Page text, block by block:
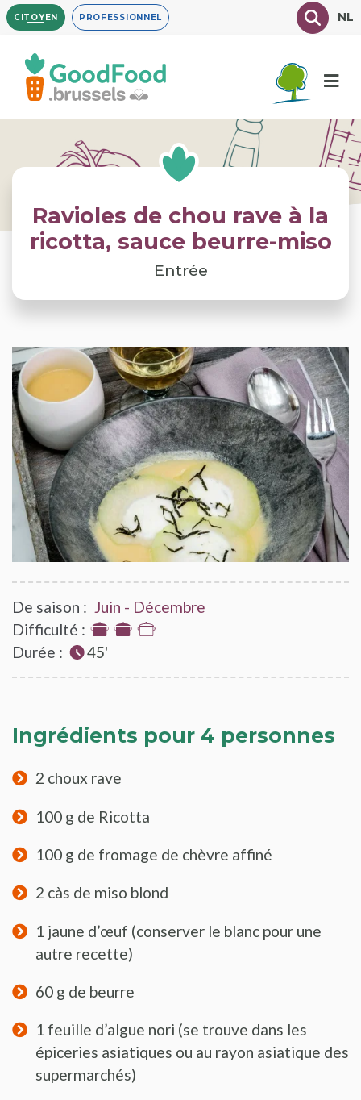
Aller
au
contenu
principal
CITOYEN PROFESSIONNEL TexteNL
Ravioles de chou rave à la
ricotta, sauce beurre-miso
Entrée
De saison : Juin - Décembre
Difficulté : 2
sur
3
Durée : 45'
Ingrédients pour 4 personnes
2 choux rave
100 g de Ricotta
100 g de fromage de chèvre affiné
2 càs de miso blond
1 jaune d’œuf (conserver le blanc pour une
autre recette)
60 g de beurre
1 feuille d’algue nori (se trouve dans les
épiceries asiatiques ou au rayon asiatique des
supermarchés)